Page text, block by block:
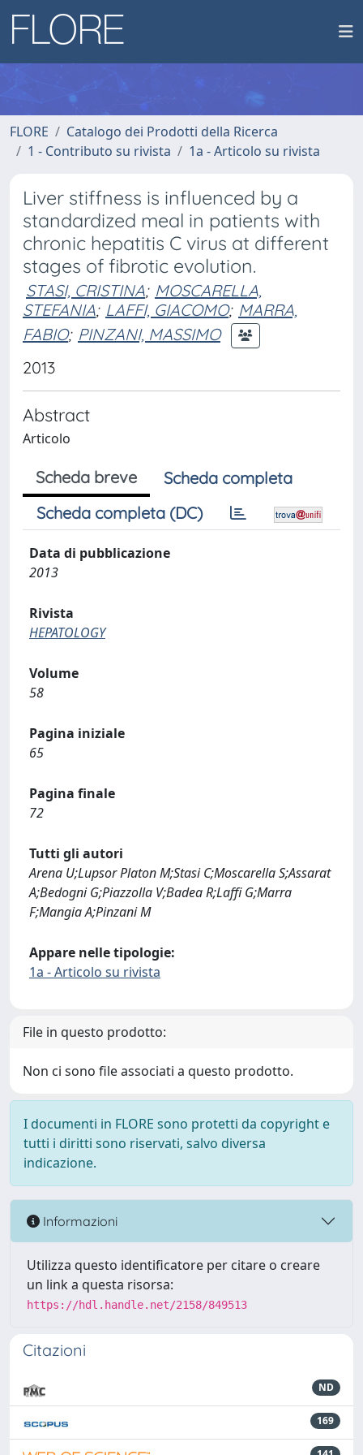
FLORE
Catalogo dei Prodotti della Ricerca
1 - Contributo su rivista
1a - Articolo su rivista
Liver stiffness is influenced by a
standardized meal in patients with
chronic hepatitis C virus at different
stages of fibrotic evolution.
STASI, CRISTINA; MOSCARELLA,
STEFANIA; LAFFI, GIACOMO; MARRA,
FABIO; PINZANI, MASSIMO
2013
Abstract
Articolo
Scheda breve
Scheda completa
Scheda completa (DC)
Data di pubblicazione
2013
Rivista
HEPATOLOGY
Volume
58
Pagina iniziale
65
Pagina finale
72
Tutti gli autori
Arena U;Lupsor Platon M;Stasi C;Moscarella S;Assarat
A;Bedogni G;Piazzolla V;Badea R;Laffi G;Marra
F;Mangia A;Pinzani M
Appare nelle tipologie:
1a - Articolo su rivista
File in questo prodotto:
Non ci sono file associati a questo prodotto.
I documenti in FLORE sono protetti da copyright e
tutti i diritti sono riservati, salvo diversa
indicazione.
Informazioni
Utilizza questo identificatore per citare o creare
un link a questa risorsa:
https://hdl.handle.net/2158/849513
Citazioni
ND
169